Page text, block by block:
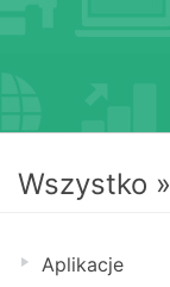
Wszystko »
Aplikacje